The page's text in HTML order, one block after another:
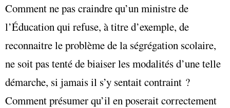
Comment ne pas craindre qu’un ministre de
l’Éducation qui refuse, à titre d’exemple, de
reconnaitre le problème de la ségrégation scolaire,
ne soit pas tenté de biaiser les modalités d’une telle
démarche, si jamais il s’y sentait contraint ?
Comment présumer qu’il en poserait correctement